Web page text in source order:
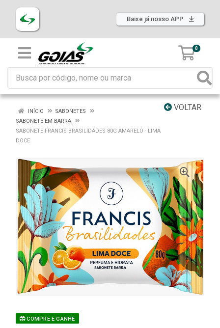
Baixe já nosso APP
0
VOLTAR
INÍCIO
SABONETES
SABONETE EM BARRA
SABONETE FRANCIS BRASILIDADES 80G AMARELO - LIMA
DOCE
COMPRE E GANHE